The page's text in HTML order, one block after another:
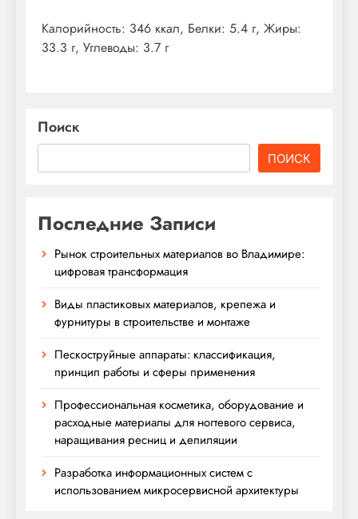
Калорийность: 346 ккал, Белки: 5.4 г, Жиры:
33.3 г, Углеводы: 3.7 г
Поиск
ПОИСК
Последние Записи
Рынок строительных материалов во Владимире:
цифровая трансформация
Виды пластиковых материалов, крепежа и
фурнитуры в строительстве и монтаже
Пескоструйные аппараты: классификация,
принцип работы и сферы применения
Профессиональная косметика, оборудование и
расходные материалы для ногтевого сервиса,
наращивания ресниц и депиляции
Разработка информационных систем с
использованием микросервисной архитектуры